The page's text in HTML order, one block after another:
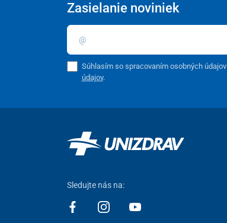
Zasielanie noviniek
Súhlasím so spracovaním osobných údajov
údajov.
Sledujte nás na: